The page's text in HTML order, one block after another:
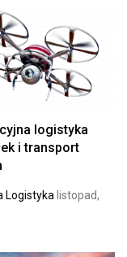
logistyka
i transport
Logistykalistopad,